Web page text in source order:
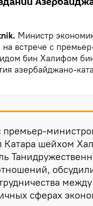
Министр
встрече с
бин Халифом
азербайджано-
премьер-
Катара шейхом
сферах